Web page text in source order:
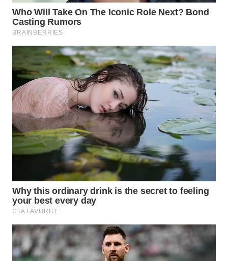
INDRAMAYU
WN
KUNINGAN
WN
MAJALENGKA
WN
SUBANG
WN
WN
PURWAKARTA
WN
PRIANGAN
TIMUR